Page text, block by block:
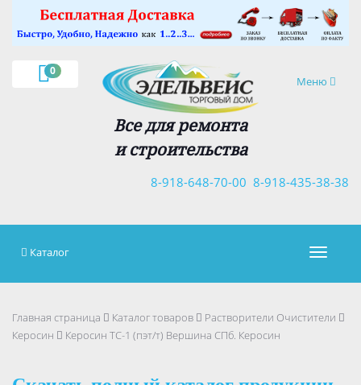
0
Навигация
Меню
Все для ремонта
и строительства
8-918-435-38-38
8-918-648-70-00
×
Каталог
Главная страница Каталог товаров
Растворители Очистители
Керосин
Керосин ТС-1 (пэт/т) Вершина СПб. Керосин